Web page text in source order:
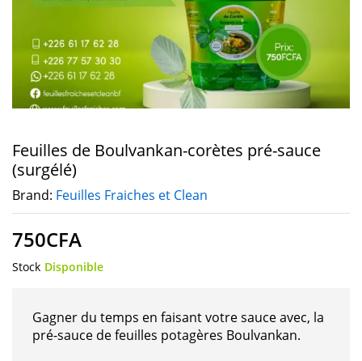
Feuilles de Boulvankan-corètes pré-sauce
(surgélé)
Brand: Feuilles Fraiches et Clean
750CFA
Stock Disponible
Gagner du temps en faisant votre sauce avec, la
pré-sauce de feuilles potagères Boulvankan.